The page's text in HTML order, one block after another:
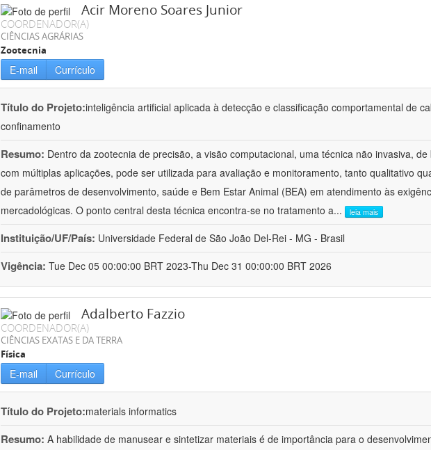
Acir Moreno Soares Junior
COORDENADOR(A)
CIÊNCIAS AGRÁRIAS
Zootecnia
E-mail Currículo
Título do Projeto:inteligência artificial aplicada à detecção e classificação comportamental de
confinamento
Resumo: Dentro da zootecnia de precisão, a visão computacional, uma técnica não invasiva,
com múltiplas aplicações, pode ser utilizada para avaliação e monitoramento, tanto qualitativo
de parâmetros de desenvolvimento, saúde e Bem Estar Animal (BEA) em atendimento às
mercadológicas. O ponto central desta técnica encontra-se no tratamento a... leia mais
Instituição/UF/País: Universidade Federal de São João Del-Rei - MG - Brasil
Vigência: Tue Dec 05 00:00:00 BRT 2023-Thu Dec 31 00:00:00 BRT 2026
Adalberto Fazzio
COORDENADOR(A)
CIÊNCIAS EXATAS E DA TERRA
Física
E-mail Currículo
Título do Projeto:materials informatics
Resumo: A habilidade de manusear e sintetizar materiais é de importância para o